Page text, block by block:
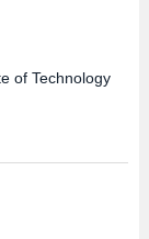
of Technology